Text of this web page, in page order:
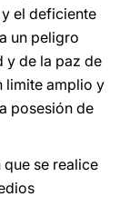
el deficiente
un peligro
y de la paz de
limite amplio y
posesión de
se realice